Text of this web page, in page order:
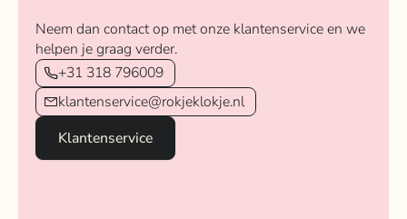
Neem dan contact op met onze klantenservice en we
helpen je graag verder.
+31 318 796009
klantenservice@rokjeklokje.nl
Klantenservice